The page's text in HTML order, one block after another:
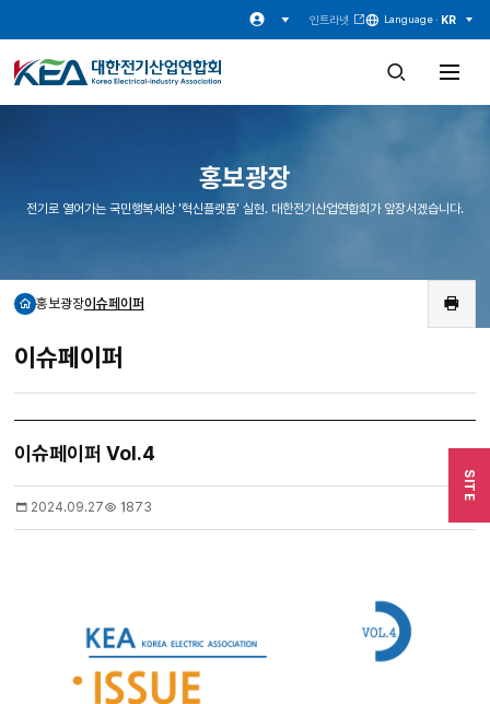
SITE
인트라넷 Language · KR
검
전
홍보광장
전기로 열어가는 국민행복세상 '혁신플랫폼' 실현. 대한전기산업연합회가 앞장서겠습니다.
홈홍보광장이슈페이퍼
인
쇄
이슈페이퍼
이슈페이퍼 Vol.4
2024.09.27 1873